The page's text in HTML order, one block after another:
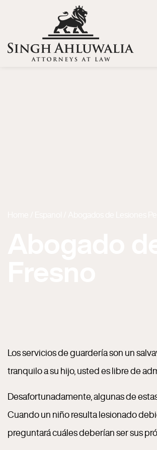
Abogado
Los servicios de guardería son un
tranquilo a su hijo, usted es libre de
Desafortunadamente, algunas de
Cuando un niño resulta lesionado
preguntará cuáles deberían ser sus